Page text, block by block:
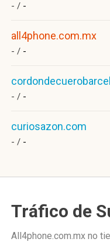
- / -
all4phone.com.mx
- / -
- / -
curiosazon.com
- / -
Tráfico de
All4phone.com.mx no